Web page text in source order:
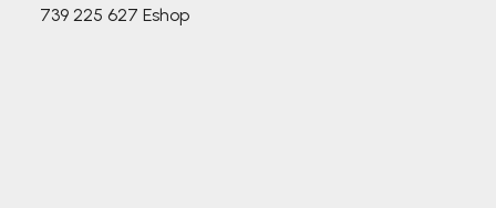
739 225 627 Eshop